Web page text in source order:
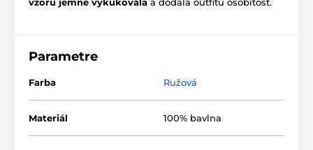
Parametre
Farba Ružová
Materiál 100% bavlna